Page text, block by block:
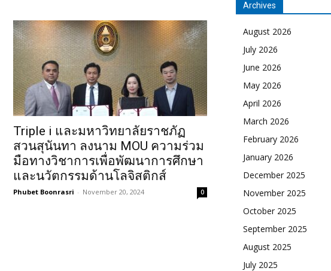
Triple i และมหาวิทยาลัยราชภัฏ
สวนสุนันทา ลงนาม MOU ความร่วม
มือทางวิชาการเพื่อพัฒนาการศึกษา
และนวัตกรรมด้านโลจิสติกส์
Phubet Boonrasri - November 20, 2024 0
Archives
August 2026
July 2026
June 2026
May 2026
April 2026
March 2026
February 2026
January 2026
December 2025
November 2025
October 2025
September 2025
August 2025
July 2025